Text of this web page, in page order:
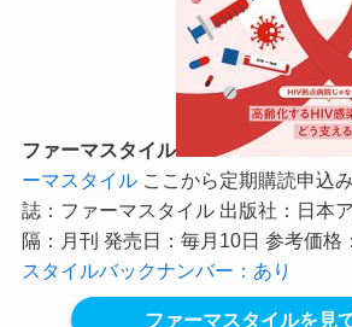
ファーマスタイル
ーマスタイル ここから定期購読申込
誌：ファーマスタイル 出版社：日本
隔：月刊 発売日：毎月10日 参考価格
スタイルバックナンバー：あり
ファーマスタイルを見